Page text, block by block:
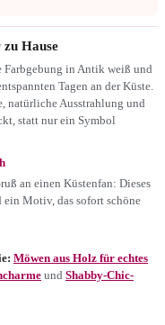
Hause
in Antik weiß und
Tagen an der Küste.
natürliche Ausstrahlung und
statt nur ein Symbol
an einen Küstenfan: Dieses
ein Motiv, das sofort schöne
Möwen aus Holz für echtes
und Shabby-Chic-